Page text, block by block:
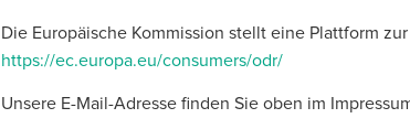
Die Europäische Kommission stellt eine Plattform
https://ec.europa.eu/consumers/odr/
Unsere E-Mail-Adresse finden Sie oben im